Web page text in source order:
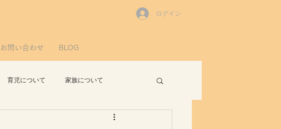
ログイン
お問い合わせ BLOG
育児について 家族について